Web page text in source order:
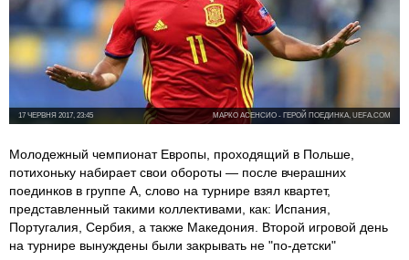
МАРКО АСЕНСИО - ГЕРОЙ ПОЕДИНКА, UEFA.COM
17 ЧЕРВНЯ 2017, 23:45
Молодежный чемпионат Европы, проходящий в Польше,
потихоньку набирает свои обороты — после вчерашних
поединков в группе А, слово на турнире взял квартет,
представленный такими коллективами, как: Испания,
Португалия, Сербия, а также Македония. Второй игровой день
на турнире вынуждены были закрывать не "по-детски"